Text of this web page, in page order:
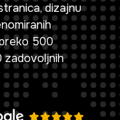
dizajnu
500
zadovoljnih